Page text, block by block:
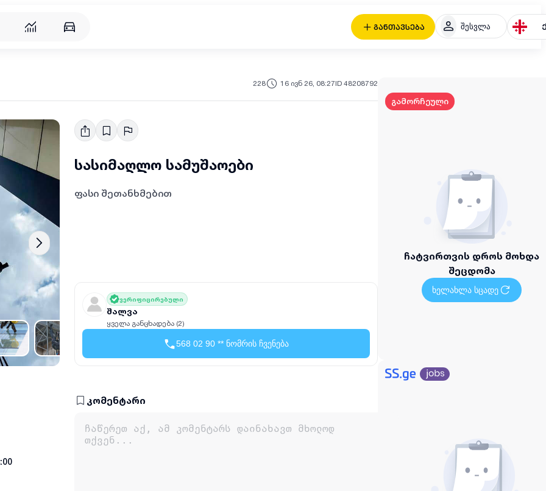
განთავსება შესვლა
228 16 ივნ 26, 08:27ID 48208792
სასიმაღლო სამუშაოები
ფასი შეთანხმებით
ვერიფიცირებული
შალვა
ყველა განცხადება (2)
568 02 90 ** ნომრის ჩვენება
კომენტარი
გამორჩეული
ჩატვირთვის დროს მოხდა
შეცდომა
ხელახლა სცადე